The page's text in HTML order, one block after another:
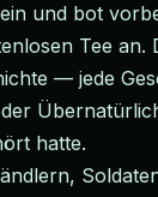
und bot
Tee an.
— jede
hatte.